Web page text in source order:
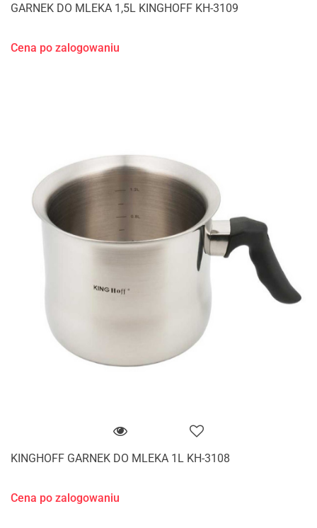
GARNEK DO MLEKA 1,5L KINGHOFF KH-3109
Cena po zalogowaniu
KINGHOFF GARNEK DO MLEKA 1L KH-3108
Cena po zalogowaniu